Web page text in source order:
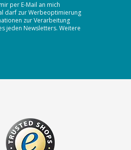
per E-Mail an mich
darf zur Werbeoptimierung
zur Verarbeitung
jeden Newsletters. Weitere